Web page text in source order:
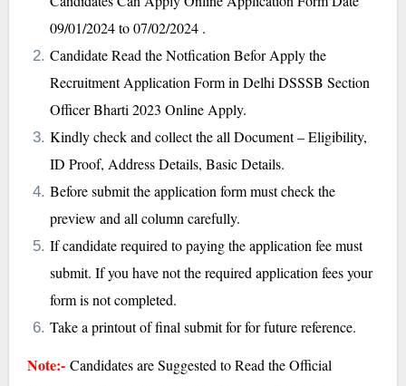
09/01/2024 to 07/02/2024 .
Candidate Read the Notfication Befor Apply the
Recruitment Application Form in Delhi DSSSB Section
Officer Bharti 2023 Online Apply.
Kindly check and collect the all Document – Eligibility,
ID Proof, Address Details, Basic Details.
Before submit the application form must check the
preview and all column carefully.
If candidate required to paying the application fee must
submit. If you have not the required application fees your
form is not completed.
Take a printout of final submit for for future reference.
Note:- Candidates are Suggested to Read the Official